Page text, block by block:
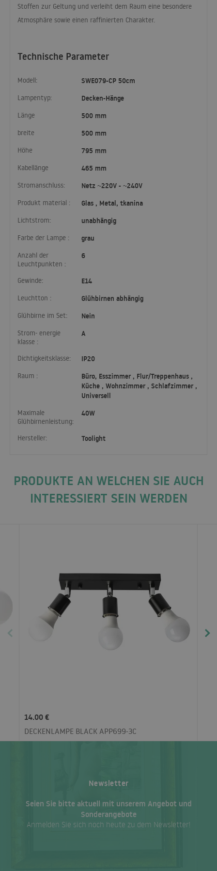
Technische Parameter
Modell: SWE079-CP 50cm
Lampentyp: Decken-Hänge
Länge 500 mm
breite 500 mm
Höhe 795 mm
Kabellänge 465 mm
Stromanschluss: Netz ~220V - ~240V
Produkt material : Glas , Metal, tkanina
Lichtstrom: unabhängig
Farbe der Lampe : grau
Anzahl der
Leuchtpunkten :
6
Gewinde: E14
Leuchtton : Glühbirnen abhängig
Glühbirne im Set: Nein
Strom- energie
klasse :
A
Dichtigkeitsklasse: IP20
Raum :
Büro, Esszimmer , Flur/Treppenhaus ,
Küche , Wohnzimmer , Schlafzimmer ,
Universell
Maximale
Glühbirnenleistung:
40W
Hersteller: Toolight
Stoffen zur Geltung und verleiht dem Raum eine besondere
Atmosphäre sowie einen raffinierten Charakter.
PRODUKTE AN WELCHEN SIE AUCH
INTERESSIERT SEIN WERDEN
14.00 €
DECKENLAMPE BLACK APP699-3C
Newsletter
Seien Sie bitte aktuell mit unserem Angebot und
Sonderangebote
Anmelden Sie sich noch heute zu dem Newsletter!